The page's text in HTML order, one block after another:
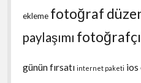
ekleme fotoğraf
paylaşımı
günün fırsatı internet paketi ios